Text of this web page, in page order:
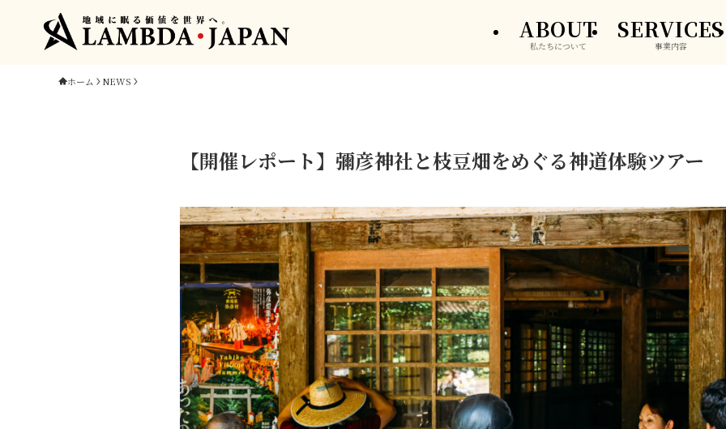
ABOUT
私たちについて
SERVICES
事業内容
ホーム NEWS
【開催レポート】彌彦神社と枝豆畑をめぐる神道体験ツアー